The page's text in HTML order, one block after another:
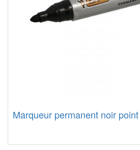
Marqueur permanent noir